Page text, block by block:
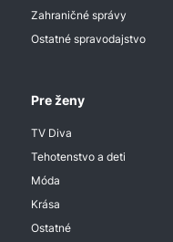
Zahraničné správy
Ostatné spravodajstvo
Pre ženy
TV Diva
Tehotenstvo a deti
Móda
Krása
Ostatné